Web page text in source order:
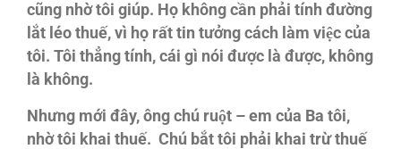
cũng nhờ tôi giúp. Họ không cần phải tính đường
lắt léo thuế, vì họ rất tin tưởng cách làm việc của
tôi. Tôi thẳng tính, cái gì nói được là được, không
là không.
Nhưng mới đây, ông chú ruột – em của Ba tôi,
nhờ tôi khai thuế. Chú bắt tôi phải khai trừ thuế